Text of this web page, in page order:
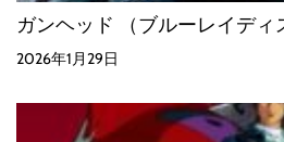
ガンヘッド （ブルーレイディ
2026年1月29日